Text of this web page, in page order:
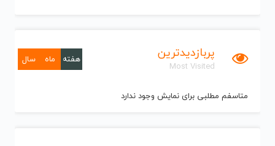
پربازدیدترین
Most Visited
هفته ماه سال
متاسفم مطلبی برای نمایش وجود ندارد